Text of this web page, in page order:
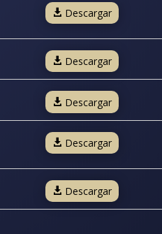
Descargar
Descargar
Descargar
Descargar
Descargar